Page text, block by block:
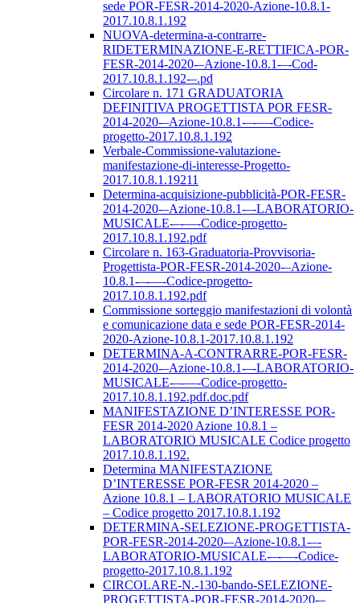
sede POR-FESR-2014-2020-Azione-10.8.1-
2017.10.8.1.192
NUOVA-determina-a-contrarre-
RIDETERMINAZIONE-E-RETTIFICA-POR-
FESR-2014-2020-–Azione-10.8.1-–-Cod-
2017.10.8.1.192-–.pd
Circolare n. 171 GRADUATORIA
DEFINITIVA PROGETTISTA POR FESR-
2014-2020-–Azione-10.8.1-–-––-Codice-
progetto-2017.10.8.1.192
Verbale-Commissione-valutazione-
manifestazione-di-interesse-Progetto-
2017.10.8.1.19211
Determina-acquisizione-pubblicità-POR-FESR-
2014-2020-–Azione-10.8.1-–-LABORATORIO-
MUSICALE-–-––-Codice-progetto-
2017.10.8.1.192.pdf
Circolare n. 163-Graduatoria-Provvisoria-
Progettista-POR-FESR-2014-2020-–Azione-
10.8.1-–-––-Codice-progetto-
2017.10.8.1.192.pdf
Commissione sorteggio manifestazioni di volontà
e comunicazione data e sede POR-FESR-2014-
2020-Azione-10.8.1-2017.10.8.1.192
DETERMINA-A-CONTRARRE-POR-FESR-
2014-2020-–Azione-10.8.1-–-LABORATORIO-
MUSICALE-–-––-Codice-progetto-
2017.10.8.1.192.pdf.doc.pdf
MANIFESTAZIONE D’INTERESSE POR-
FESR 2014-2020 Azione 10.8.1 –
LABORATORIO MUSICALE Codice progetto
2017.10.8.1.192.
Determina MANIFESTAZIONE
D’INTERESSE POR-FESR 2014-2020 –
Azione 10.8.1 – LABORATORIO MUSICALE
– Codice progetto 2017.10.8.1.192
DETERMINA-SELEZIONE-PROGETTISTA-
POR-FESR-2014-2020-–Azione-10.8.1-–-
LABORATORIO-MUSICALE-–-––-Codice-
progetto-2017.10.8.1.192
CIRCOLARE-N.-130-bando-SELEZIONE-
PROGETTISTA-POR-FESR-2014-2020-–